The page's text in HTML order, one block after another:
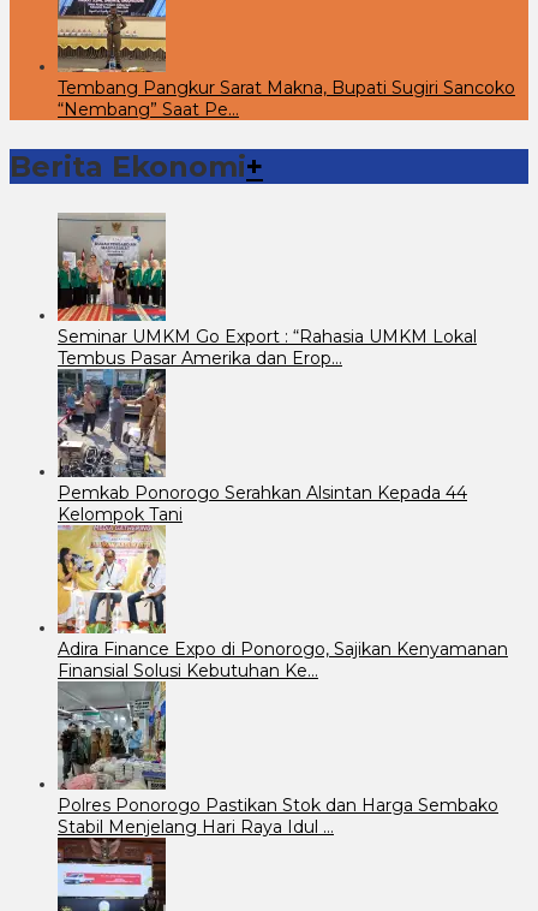
Tembang Pangkur Sarat Makna, Bupati Sugiri Sancoko
“Nembang” Saat Pe…
Berita Ekonomi+
Seminar UMKM Go Export : “Rahasia UMKM Lokal
Tembus Pasar Amerika dan Erop…
Pemkab Ponorogo Serahkan Alsintan Kepada 44
Kelompok Tani
Adira Finance Expo di Ponorogo, Sajikan Kenyamanan
Finansial Solusi Kebutuhan Ke…
Polres Ponorogo Pastikan Stok dan Harga Sembako
Stabil Menjelang Hari Raya Idul …